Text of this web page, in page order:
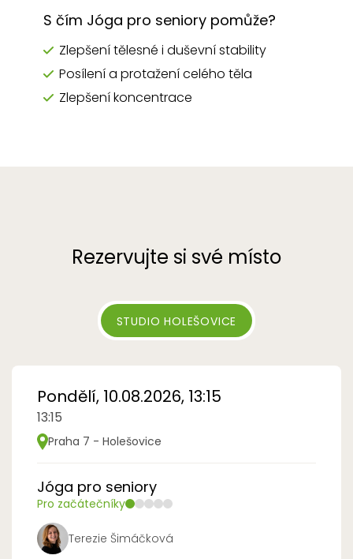
S čím Jóga pro seniory pomůže?
Zlepšení tělesné i duševní stability
Posílení a protažení celého těla
Zlepšení koncentrace
Rezervujte si své místo
STUDIO HOLEŠOVICE
Pondělí, 10.08.2026, 13:15
13:15
Praha 7 - Holešovice
Jóga pro seniory
Pro začátečníky
Terezie Šimáčková